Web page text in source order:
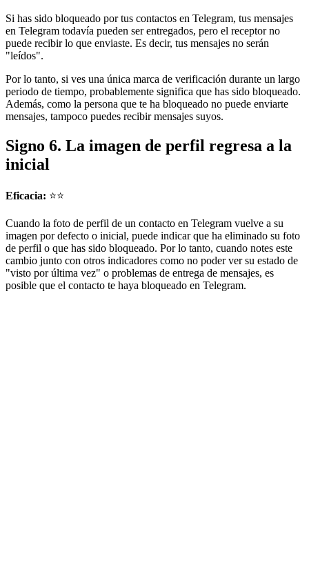
Si has sido bloqueado por tus contactos en Telegram, tus mensajes
en Telegram todavía pueden ser entregados, pero el receptor no
puede recibir lo que enviaste. Es decir, tus mensajes no serán
"leídos".
Por lo tanto, si ves una única marca de verificación durante un largo
periodo de tiempo, probablemente significa que has sido bloqueado.
Además, como la persona que te ha bloqueado no puede enviarte
mensajes, tampoco puedes recibir mensajes suyos.
Signo 6. La imagen de perfil regresa a la
inicial
Eficacia: ⭐⭐
Cuando la foto de perfil de un contacto en Telegram vuelve a su
imagen por defecto o inicial, puede indicar que ha eliminado su foto
de perfil o que has sido bloqueado. Por lo tanto, cuando notes este
cambio junto con otros indicadores como no poder ver su estado de
"visto por última vez" o problemas de entrega de mensajes, es
posible que el contacto te haya bloqueado en Telegram.